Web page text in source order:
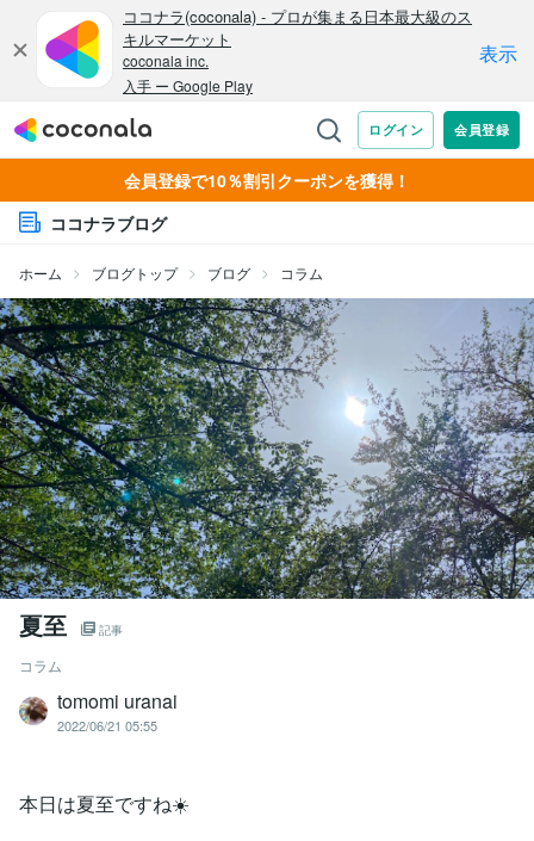
会員登録で10％割引クーポンを獲得！
ココナラブログ
ホーム ブログトップ ブログ コラム
夏至 記事
コラム
tomomi uranai
2022/06/21 05:55
本日は夏至ですね☀️